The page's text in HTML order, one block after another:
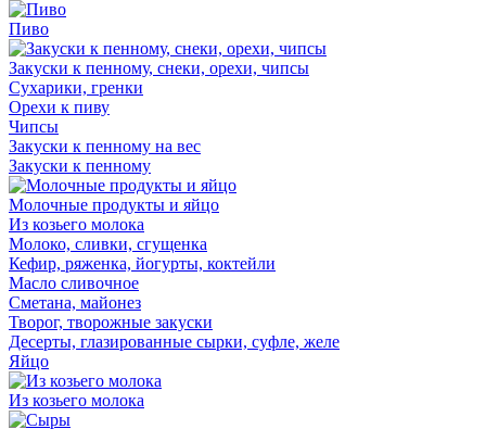
Пиво
Закуски к пенному, снеки, орехи, чипсы
Сухарики, гренки
Орехи к пиву
Чипсы
Закуски к пенному на вес
Закуски к пенному
Молочные продукты и яйцо
Из козьего молока
Молоко, сливки, сгущенка
Кефир, ряженка, йогурты, коктейли
Масло сливочное
Сметана, майонез
Творог, творожные закуски
Десерты, глазированные сырки, суфле, желе
Яйцо
Из козьего молока